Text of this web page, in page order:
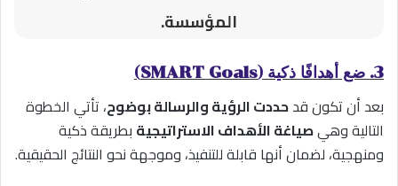
المؤسسة.
3. ضع أهدافًا ذكية (SMART Goals)
بعد أن تكون قدحددت الرؤية والرسالة بوضوح، تأتي الخطوة
التالية وهيصياغة الأهداف الاستراتيجية بطريقة ذكية
ومنهجية، لضمان أنها قابلة للتنفيذ، وموجهة نحو النتائج الحقيقية.